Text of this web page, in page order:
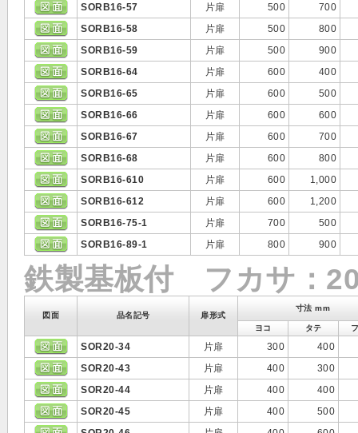
SORB16-57
片扉 500
700
SORB16-58
片扉 500
800
SORB16-59
片扉 500
900
SORB16-64
片扉 600
400
SORB16-65
片扉 600
500
SORB16-66
片扉 600
600
SORB16-67
片扉 600
700
SORB16-68
片扉 600
800
SORB16-610
片扉 600
1,000
SORB16-612
片扉 600
1,200
SORB16-75-1
片扉 700
500
SORB16-89-1
片扉 800 900
鉄製基板付 フカサ：
図面 品名記号 扉形式
寸法 mm
ヨコ タテ
SOR20-34 片扉 300
400
SOR20-43
片扉 400
300
SOR20-44
片扉 400
400
SOR20-45
片扉 400
500